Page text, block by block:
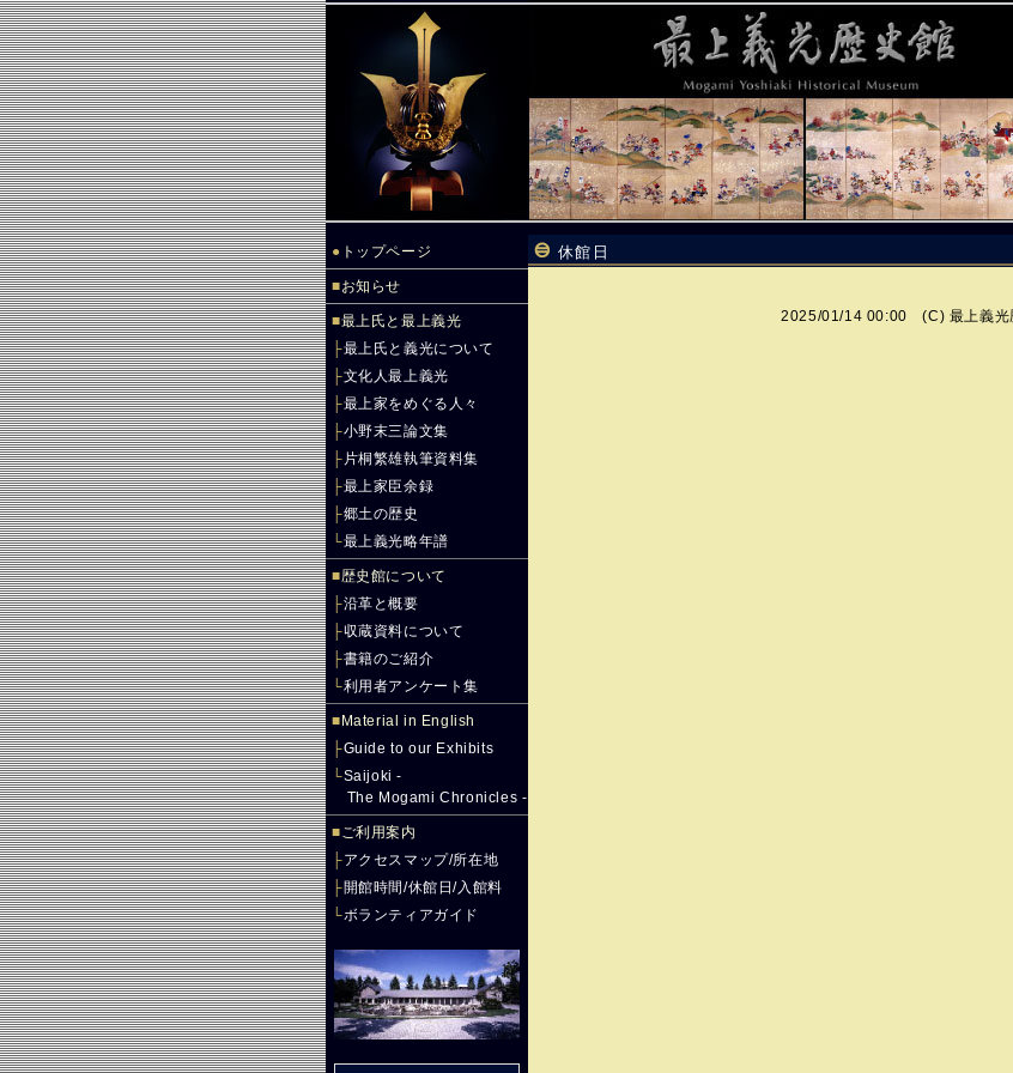
● トップページ
■お知らせ
■最上氏と最上義光
├最上氏と義光について
├文化人最上義光
├最上家をめぐる人々
├小野末三論文集
├ 片桐繁雄執筆資料集
├最上家臣余録
├郷土の歴史
└最上義光略年譜
■歴史館について
├沿革と概要
├収蔵資料について
├書籍のご紹介
└利用者アンケート集
■ Material in English
├Guide to our Exhibits
└Saijoki -
The Mogami Chronicles -
■ご利用案内
├アクセスマップ/所在地
├開館時間/休館日/入館料
└ボランティアガイド
休館日
2025/01/14 00:00 (C) 最上義光